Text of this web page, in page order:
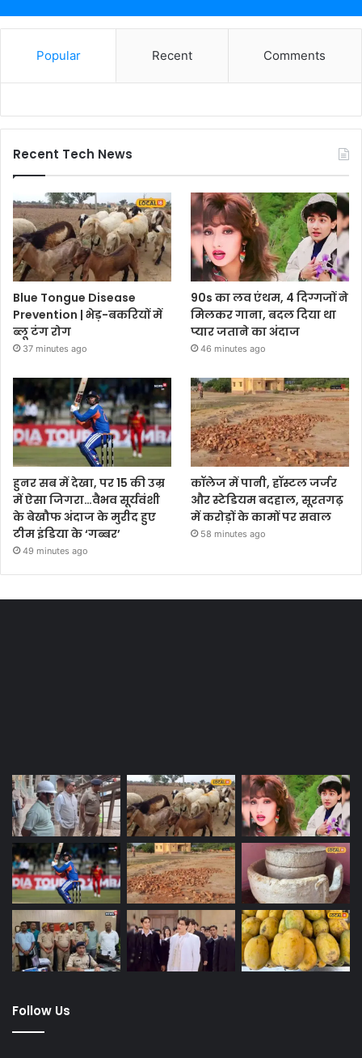
Popular Recent Comments
Recent Tech News
Blue Tongue Disease
Prevention | भेड़-बकरियों में
ब्लू टंग रोग
37 minutes ago
90s का लव एंथम, 4 दिग्गजों ने
मिलकर गाना, बदल दिया था
प्यार जताने का अंदाज
46 minutes ago
हुनर सब में देखा, पर 15 की उम्र
में ऐसा जिगरा…वैभव सूर्यवंशी
के बेखौफ अंदाज के मुरीद हुए
टीम इंडिया के ‘गब्बर’
49 minutes ago
कॉलेज में पानी, हॉस्टल जर्जर
और स्टेडियम बदहाल, सूरतगढ़
में करोड़ों के कामों पर सवाल
58 minutes ago
Follow Us